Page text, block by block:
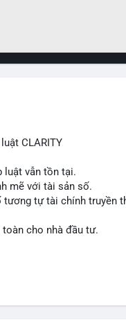
CLARITY
luật vẫn tồn tại.
mẽ với tài sản số.
tự tài chính truyền
toàn cho nhà đầu tư.